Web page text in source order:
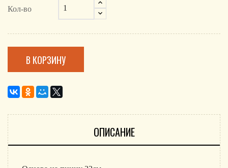
Кол-во
В КОРЗИНУ
ОПИСАНИЕ